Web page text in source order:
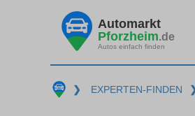
Automarkt
Pforzheim.de
Autos einfach finden
❯ EXPERTEN-FINDEN